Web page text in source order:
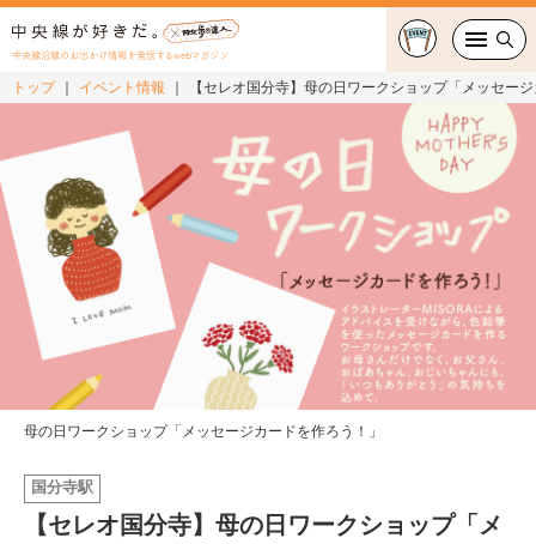
中央線沿線のお出かけ情報を発信するwebマガジン
スイーツ・テイクアウト
おでかけ
ショッピング
中央線カルチャー
特集
連載
中央線フェス
トップ イベント情報 【セレオ国分寺】母の日ワークショップ「メッセー
母の日ワークショップ「メッセージカードを作ろう！」
国分寺駅
【セレオ国分寺】母の日ワークショップ「メ